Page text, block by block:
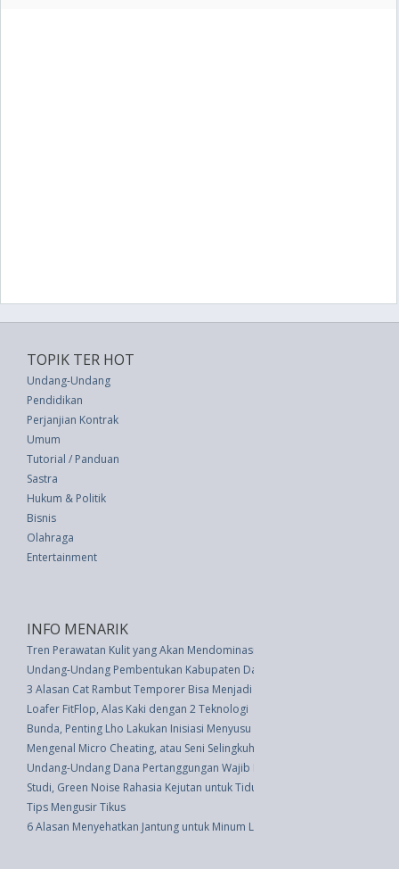
TOPIK TER HOT
Undang-Undang
Pendidikan
Perjanjian Kontrak
Umum
Tutorial / Panduan
Sastra
Hukum & Politik
Bisnis
Olahraga
Entertainment
INFO MENARIK
Tren Perawatan Kulit yang Akan Mendominasi di 2023
Undang-Undang Pembentukan Kabupaten Daerah Tingkat Ii Tulang
3 Alasan Cat Rambut Temporer Bisa Menjadi Pilihan Tepat untuk Anda
Loafer FitFlop, Alas Kaki dengan 2 Teknologi
Bunda, Penting Lho Lakukan Inisiasi Menyusu Dini Pasca Melahirkan
Mengenal Micro Cheating, atau Seni Selingkuh yang Tidak Disengaja
Undang-Undang Dana Pertanggungan Wajib Kecelakaan Lalu Lintas Jalan
Studi, Green Noise Rahasia Kejutan untuk Tidur Nyenyak
Tips Mengusir Tikus
6 Alasan Menyehatkan Jantung untuk Minum Lebih Banyak Teh